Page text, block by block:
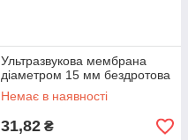
Ультразвукова мембрана
діаметром 15 мм бездротова
Немає в наявності
31,82 ₴